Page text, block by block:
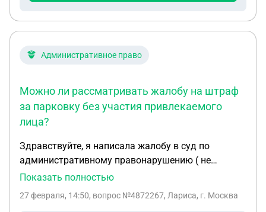
Административное право
Можно ли рассматривать жалобу на штраф
за парковку без участия привлекаемого
лица?
Здравствуйте, я написала жалобу в суд по
административному правонарушению ( не
согласна со штрафом за парковку).Меня как
в таком случае суд проходить без моего
Показать полностью
27 февраля, 14:50, вопрос №4872267, Лариса, г. Москва